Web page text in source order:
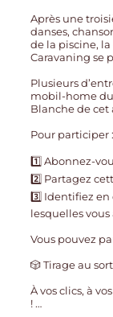
Après une
danses,
de la piscine, la
Caravaning se
Plusieurs
mobil-home du
Blanche de cet
Pour participer :
1️⃣ Abonnez-
2️⃣ Partagez
3️⃣ Identifiez
lesquelles
Vous pouvez
🎲 Tirage au
À vos clics, à
! …